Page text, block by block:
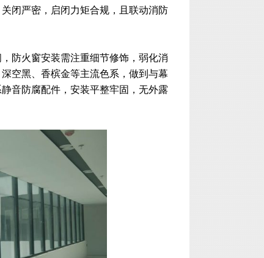
闭严密，启闭力矩合规，且联动消防
防火窗安装需注重细节修饰，弱化消
空黑、香槟金等主流色系，做到与幕
音防腐配件，安装平整牢固，无外露